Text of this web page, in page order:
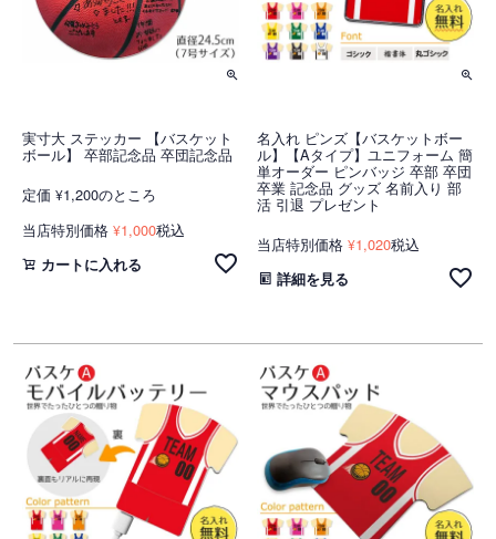
実寸大 ステッカー 【バスケット
ボール】 卒部記念品 卒団記念品
定価 ¥1,200のところ
当店特別価格 ¥1,000税込
カートに入れる
名入れ ピンズ【バスケットボー
ル】【Aタイプ】ユニフォーム 簡
単オーダー ピンバッジ 卒部 卒団
卒業 記念品 グッズ 名前入り 部
活 引退 プレゼント
当店特別価格 ¥1,020税込
詳細を見る